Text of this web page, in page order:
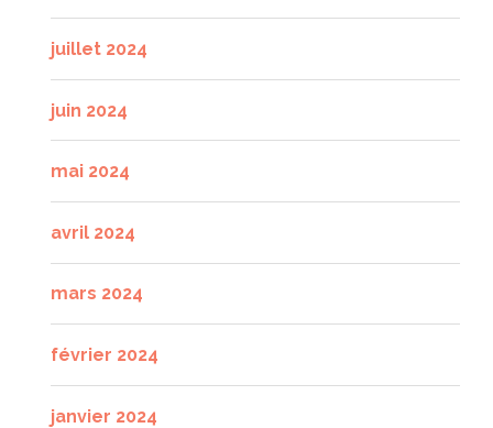
juillet 2024
juin 2024
mai 2024
avril 2024
mars 2024
février 2024
janvier 2024